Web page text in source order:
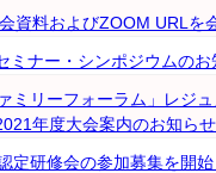
資料およびZOOM URLを
ミナー・シンポジウムの
ミリーフォーラム」レジ
年度大会案内のお知ら
定研修会の参加募集を開